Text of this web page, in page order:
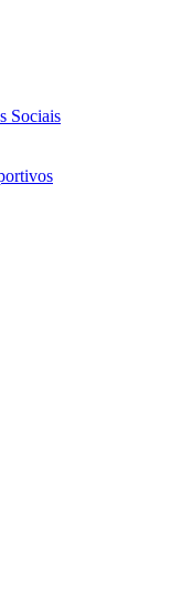
Sociais